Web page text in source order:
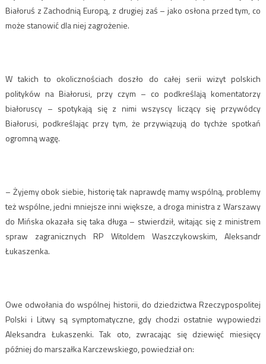
Białoruś z Zachodnią Europą, z drugiej zaś – jako osłona przed tym, co
może stanowić dla niej zagrożenie.
W takich to okolicznościach doszło do całej serii wizyt polskich
polityków na Białorusi, przy czym – co podkreślają komentatorzy
białoruscy – spotykają się z nimi wszyscy liczący się przywódcy
Białorusi, podkreślając przy tym, że przywiązują do tychże spotkań
ogromną wagę.
– Żyjemy obok siebie, historię tak naprawdę mamy wspólną, problemy
też wspólne, jedni mniejsze inni większe, a droga ministra z Warszawy
do Mińska okazała się taka długa – stwierdził, witając się z ministrem
spraw zagranicznych RP Witoldem Waszczykowskim, Aleksandr
Łukaszenka.
Owe odwołania do wspólnej historii, do dziedzictwa Rzeczypospolitej
Polski i Litwy są symptomatyczne, gdy chodzi ostatnie wypowiedzi
Aleksandra Łukaszenki. Tak oto, zwracając się dziewięć miesięcy
później do marszałka Karczewskiego, powiedział on: